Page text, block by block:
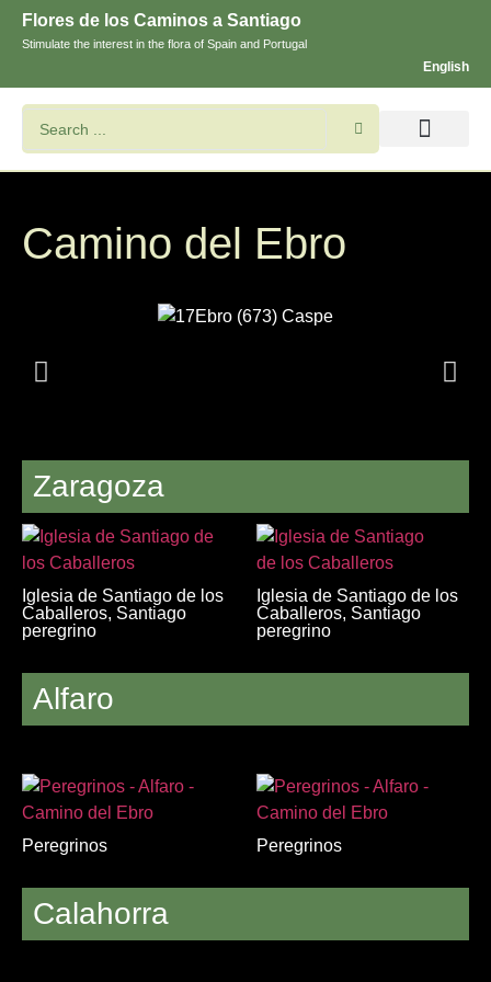
Flores de los Caminos a Santiago
Stimulate the interest in the flora of Spain and Portugal
English
Camino del Ebro
Zaragoza
Iglesia de Santiago de los
Caballeros, Santiago
peregrino
Iglesia de Santiago de los
Caballeros, Santiago
peregrino
Alfaro
Peregrinos Peregrinos
Calahorra